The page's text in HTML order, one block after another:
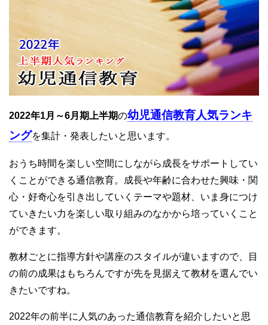
2022年1月～6月期上半期の幼児通信教育人気ランキ
ングを集計・発表したいと思います。
おうち時間を楽しい空間にしながら成長をサポートしてい
くことができる通信教育。成長や年齢に合わせた興味・関
心・好奇心を引き出していくテーマや題材、いま身につけ
ていきたい力を楽しい取り組みのなかから培っていくこと
ができます。
教材ごとに指導方針や講座のスタイルが違いますので、目
の前の成果はもちろんですが先を見据えて教材を選んでい
きたいですね。
2022年の前半に人気のあった通信教育を紹介したいと思